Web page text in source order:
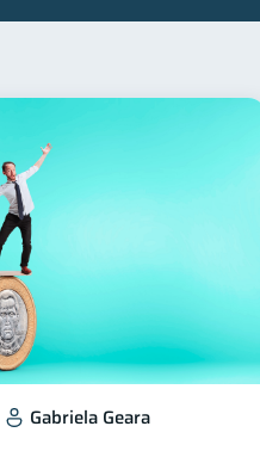
1 Doble sueldo
Gabriela Geara